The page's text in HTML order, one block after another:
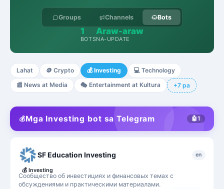
Groups Channels Bots
1
BOTS
Araw-araw
NA-UPDATE
Lahat 🪙 Crypto 💰 Investing 💻 Technology
📰 News at Media 🎭 Entertainment at Kultura +7 pa
💰Mga Investing bot sa Telegram 🤖1
SF Education Investing en
Сообщество об инвестициях и финансовых темах с
обсуждениями и практическими материалами.
💰 Investing